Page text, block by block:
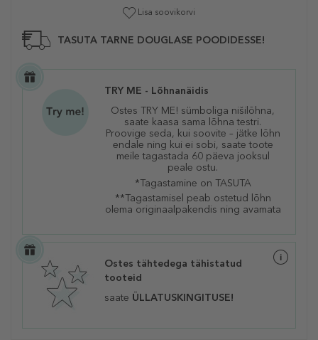
Lisa soovikorvi
TASUTA TARNE DOUGLASE POODIDESSE!
TRY ME - Lõhnanäidis
Ostes TRY ME! sümboliga nišilõhna,
saate kaasa sama lõhna testri.
Proovige seda, kui soovite – jätke lõhn
endale ning kui ei sobi, saate toote
meile tagastada 60 päeva jooksul
peale ostu.
*Tagastamine on TASUTA
**Tagastamisel peab ostetud lõhn
olema originaalpakendis ning avamata
Ostes tähtedega tähistatud
tooteid
saate ÜLLATUSKINGITUSE!